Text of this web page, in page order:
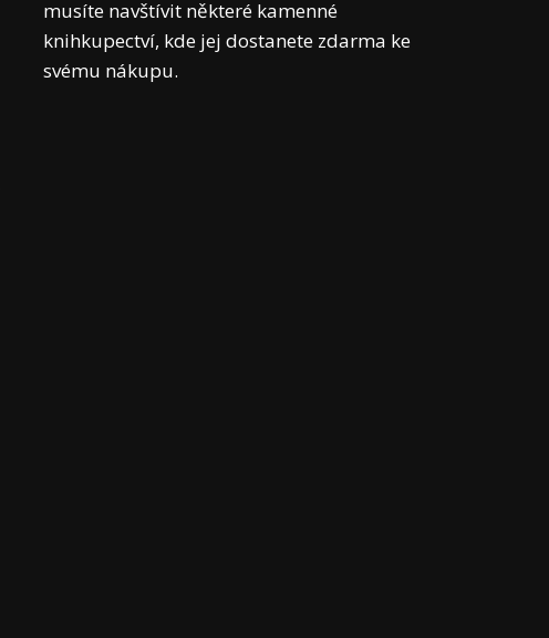
musíte navštívit některé kamenné
knihkupectví, kde jej dostanete zdarma ke
svému nákupu.